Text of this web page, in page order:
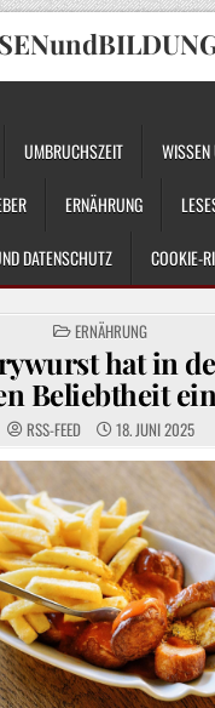
UMBRUCHSZEIT
ERNÄHRUNG
DATENSCHUTZ COOKIE-
POSTED
IN
ERNÄHRUNG
hat in
Beliebtheit
RSS-FEED 18. JUNI 2025